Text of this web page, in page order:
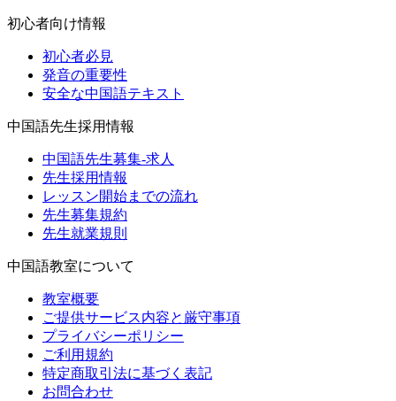
初心者向け情報
初心者必見
発音の重要性
安全な中国語テキスト
中国語先生採用情報
中国語先生募集-求人
先生採用情報
レッスン開始までの流れ
先生募集規約
先生就業規則
中国語教室について
教室概要
ご提供サービス内容と厳守事項
プライバシーポリシー
ご利用規約
特定商取引法に基づく表記
お問合わせ